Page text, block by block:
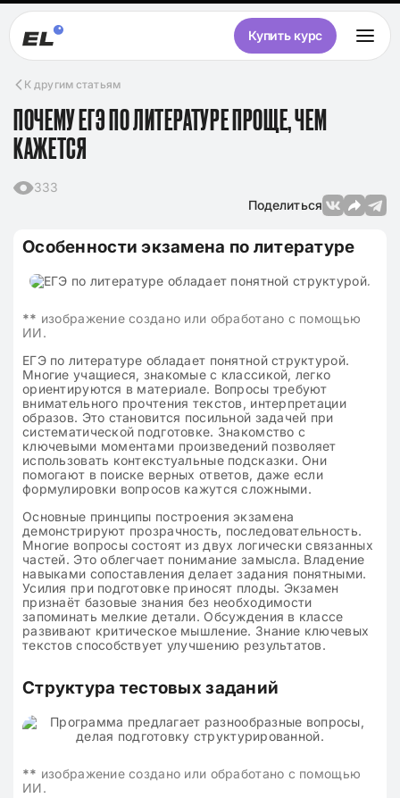
Купить курс
К другим статьям
ПОЧЕМУ ЕГЭ ПО ЛИТЕРАТУРЕ ПРОЩЕ, ЧЕМ
КАЖЕТСЯ
333
Поделиться
Особенности экзамена по литературе
** изображение создано или обработано с помощью
ИИ.
ЕГЭ по литературе обладает понятной структурой.
Многие учащиеся, знакомые с классикой, легко
ориентируются в материале. Вопросы требуют
внимательного прочтения текстов, интерпретации
образов. Это становится посильной задачей при
систематической подготовке. Знакомство с
ключевыми моментами произведений позволяет
использовать контекстуальные подсказки. Они
помогают в поиске верных ответов, даже если
формулировки вопросов кажутся сложными.
Основные принципы построения экзамена
демонстрируют прозрачность, последовательность.
Многие вопросы состоят из двух логически связанных
частей. Это облегчает понимание замысла. Владение
навыками сопоставления делает задания понятными.
Усилия при подготовке приносят плоды. Экзамен
признаёт базовые знания без необходимости
запоминать мелкие детали. Обсуждения в классе
развивают критическое мышление. Знание ключевых
текстов способствует улучшению результатов.
Структура тестовых заданий
** изображение создано или обработано с помощью
ИИ.